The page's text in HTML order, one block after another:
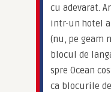
cu adevarat.
intr-un hotel
(nu, pe geam
blocul de
spre Ocean
ca blocurile